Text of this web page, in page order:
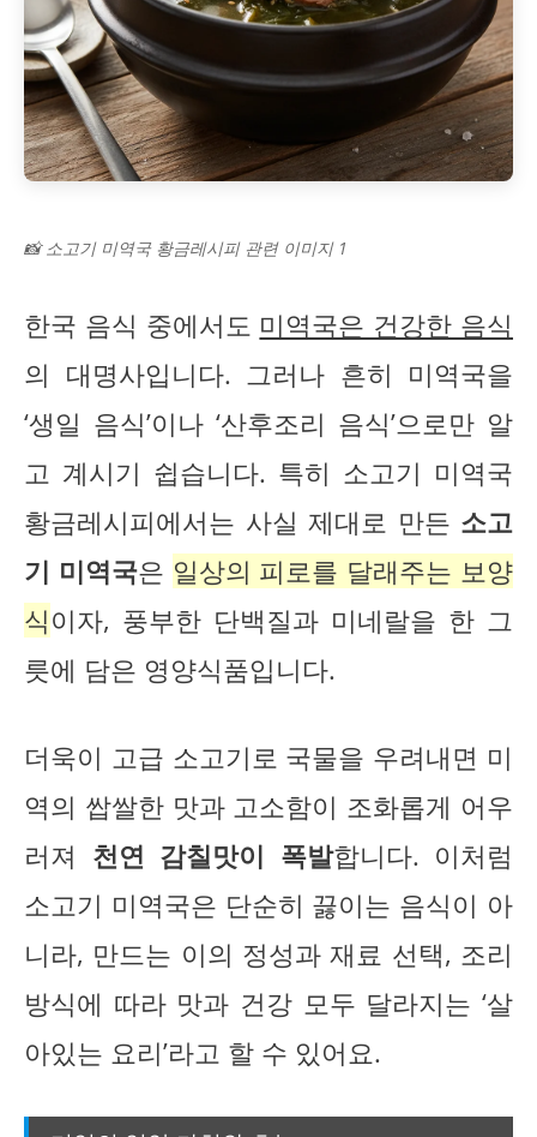
📸 소고기 미역국 황금레시피 관련 이미지 1
한국 음식 중에서도 미역국은 건강한 음식
의 대명사입니다. 그러나 흔히 미역국을
‘생일 음식’이나 ‘산후조리 음식’으로만 알
고 계시기 쉽습니다. 특히 소고기 미역국
황금레시피에서는 사실 제대로 만든 소고
기 미역국은 일상의 피로를 달래주는 보양
식이자, 풍부한 단백질과 미네랄을 한 그
릇에 담은 영양식품입니다.
더욱이 고급 소고기로 국물을 우려내면 미
역의 쌉쌀한 맛과 고소함이 조화롭게 어우
러져 천연 감칠맛이 폭발합니다. 이처럼
소고기 미역국은 단순히 끓이는 음식이 아
니라, 만드는 이의 정성과 재료 선택, 조리
방식에 따라 맛과 건강 모두 달라지는 ‘살
아있는 요리’라고 할 수 있어요.